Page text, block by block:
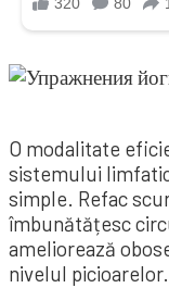
O modalitate
sistemului
simple. Refac
îmbunătățesc
ameliorează
nivelul picioarelor.